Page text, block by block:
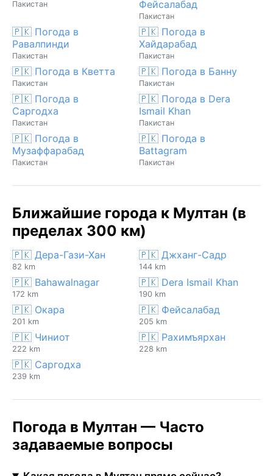
Пакистан
Фейсалабад
Пакистан
🇵🇰 Погода в
Равалпинди
Пакистан
🇵🇰 Погода в
Хайдарабад
Пакистан
🇵🇰 Погода в Кветта
Пакистан
🇵🇰 Погода в Банну
Пакистан
🇵🇰 Погода в
Саргодха
Пакистан
🇵🇰 Погода в Dera
Ismail Khan
Пакистан
🇵🇰 Погода в
Музаффарабад
Пакистан
🇵🇰 Погода в
Battagram
Пакистан
Ближайшие города к Мултан (в
пределах 300 км)
🇵🇰 Дера-Гази-Хан
82 km
🇵🇰 Джханг-Садр
144 km
🇵🇰 Bahawalnagar
172 km
🇵🇰 Dera Ismail Khan
190 km
🇵🇰 Окара
201 km
🇵🇰 Фейсалабад
205 km
🇵🇰 Чиниот
222 km
🇵🇰 Рахимъярхан
228 km
🇵🇰 Саргодха
239 km
Погода в Мултан — Часто
задаваемые вопросы